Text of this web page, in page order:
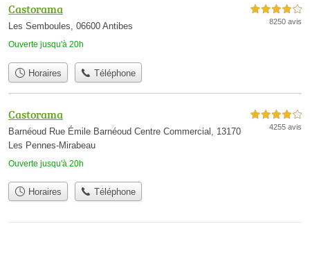
Castorama
Les Semboules, 06600 Antibes
Ouverte jusqu'à 20h
4,0 étoiles sur 5
8250 avis
Horaires Téléphone
Castorama
Barnéoud Rue Émile Barnéoud Centre Commercial, 13170
Les Pennes-Mirabeau
Ouverte jusqu'à 20h
4,0 étoiles sur 5
4255 avis
Horaires Téléphone